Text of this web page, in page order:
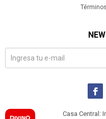

Casa Central: